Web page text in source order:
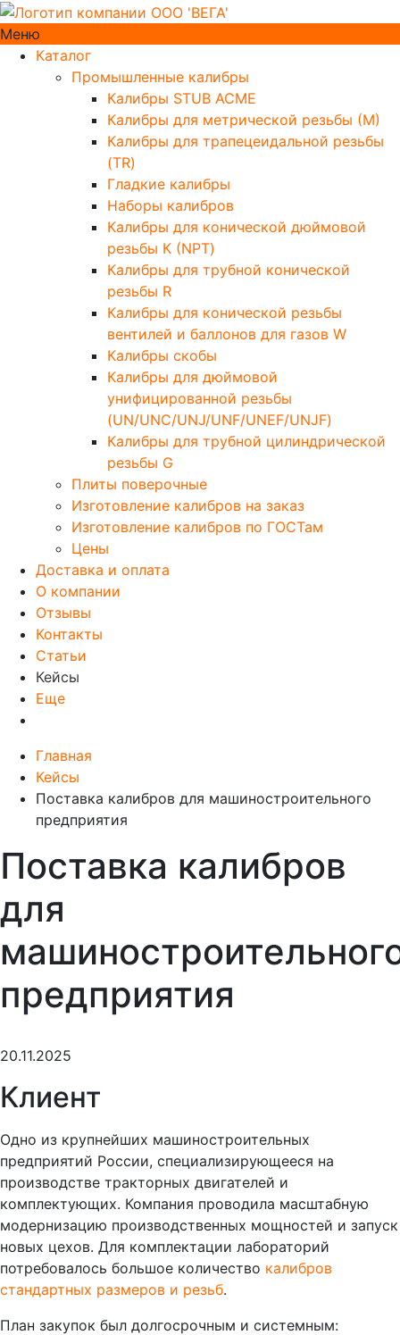
Меню
Каталог
Промышленные калибры
Калибры STUB ACME
Калибры для метрической резьбы (М)
Калибры для трапецеидальной резьбы
(TR)
Гладкие калибры
Наборы калибров
Калибры для конической дюймовой
резьбы К (NPT)
Калибры для трубной конической
резьбы R
Калибры для конической резьбы
вентилей и баллонов для газов W
Калибры скобы
Калибры для дюймовой
унифицированной резьбы
(UN/UNC/UNJ/UNF/UNEF/UNJF)
Калибры для трубной цилиндрической
резьбы G
Плиты поверочные
Изготовление калибров на заказ
Изготовление калибров по ГОСТам
Цены
Доставка и оплата
О компании
Отзывы
Контакты
Статьи
Кейсы
Еще
Главная
Кейсы
Поставка калибров для машиностроительного
предприятия
Поставка калибров
для
предприятия
20.11.2025
Клиент
Одно из крупнейших машиностроительных
предприятий России, специализирующееся на
производстве тракторных двигателей и
комплектующих. Компания проводила масштабную
модернизацию производственных мощностей и запуск
новых цехов. Для комплектации лабораторий
потребовалось большое количество калибров
стандартных размеров и резьб.
План закупок был долгосрочным и системным: